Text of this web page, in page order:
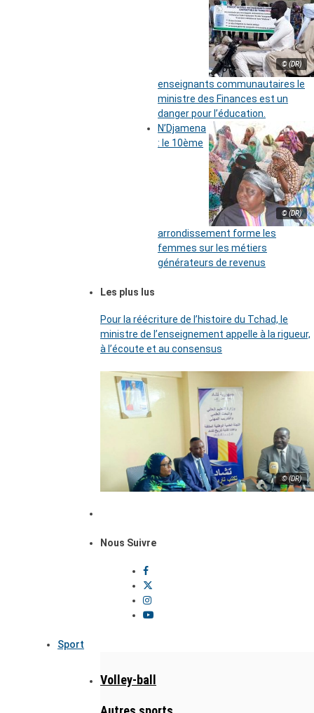
© (DR)
enseignants communautaires le
ministre des Finances est un
danger pour l’éducation.
© (DR)
N’Djamena
: le 10ème
arrondissement forme les
femmes sur les métiers
générateurs de revenus
Les plus lus
Pour la réécriture de l’histoire du Tchad, le
ministre de l’enseignement appelle à la rigueur,
à l’écoute et au consensus
© (DR)
Nous Suivre
Sport
Volley-ball